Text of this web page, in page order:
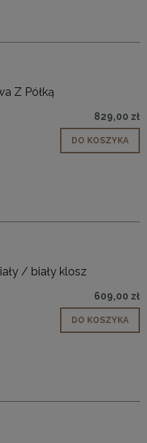
Z Półką
829,00 zł
DO KOSZYKA
/ biały klosz
609,00 zł
DO KOSZYKA